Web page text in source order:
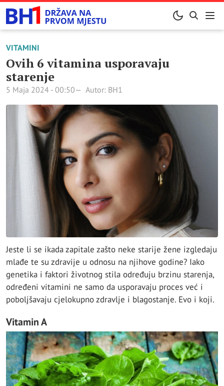
VITAMINI
Ovih 6 vitamina usporavaju
starenje
5 Maja 2024 - 00:50 Autor: BH1
Jeste li se ikada zapitale zašto neke starije žene izgledaju
mlađe te su zdravije u odnosu na njihove godine? Iako
genetika i faktori životnog stila određuju brzinu starenja,
određeni vitamini ne samo da usporavaju proces već i
poboljšavaju cjelokupno zdravlje i blagostanje. Evo i koji.
Vitamin A